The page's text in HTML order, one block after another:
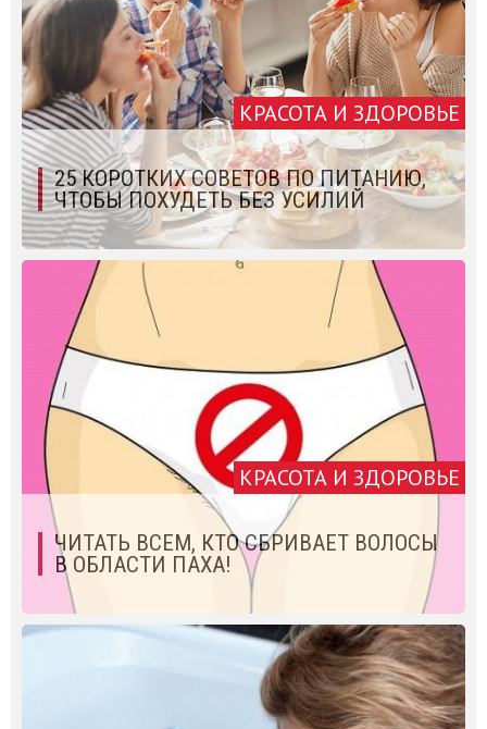
КРАСОТА И ЗДОРОВЬЕ
25 КОРОТКИХ СОВЕТОВ ПО ПИТАНИЮ,
ЧТОБЫ ПОХУДЕТЬ БЕЗ УСИЛИЙ
КРАСОТА И ЗДОРОВЬЕ
ЧИТАТЬ ВСЕМ, КТО СБРИВАЕТ ВОЛОСЫ
В ОБЛАСТИ ПАХА!